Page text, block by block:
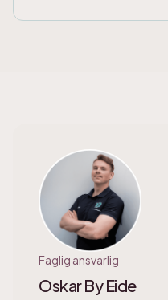
Faglig ansvarlig
Oskar By Eide